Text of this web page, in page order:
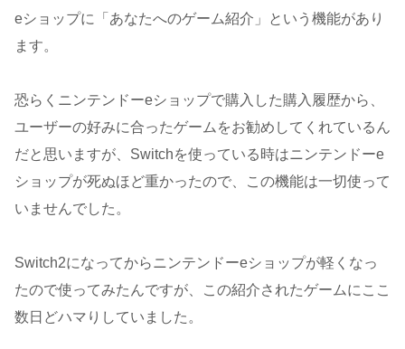
eショップに「あなたへのゲーム紹介」という機能があり
ます。
恐らくニンテンドーeショップで購入した購入履歴から、
ユーザーの好みに合ったゲームをお勧めしてくれているん
だと思いますが、Switchを使っている時はニンテンドーe
ショップが死ぬほど重かったので、この機能は一切使って
いませんでした。
Switch2になってからニンテンドーeショップが軽くなっ
たので使ってみたんですが、この紹介されたゲームにここ
数日どハマりしていました。